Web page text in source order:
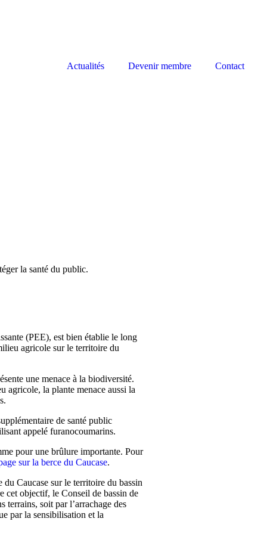
Actualités Devenir membre Contact
la santé du public.
(PEE), est bien établie le long
agricole sur le territoire du
une menace à la biodiversité.
agricole, la plante menace aussi la
de santé public
appelé furanocoumarins.
pour une brûlure importante. Pour
sur la berce du Caucase.
Caucase sur le territoire du bassin
cet objectif, le Conseil de bassin de
terrains, soit par l’arrachage des
par la sensibilisation et la